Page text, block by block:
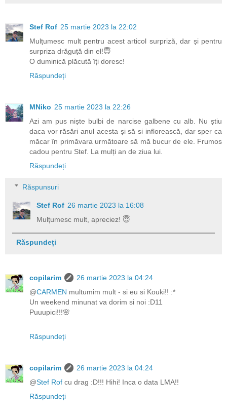
Stef Rof 25 martie 2023 la 22:02
Mulțumesc mult pentru acest articol surpriză, dar și pentru
surpriza drăguță din el!😇
O duminică plăcută îți doresc!
Răspundeți
MNiko 25 martie 2023 la 22:26
Azi am pus niște bulbi de narcise galbene cu alb. Nu știu
daca vor răsări anul acesta și să si inflorească, dar sper ca
măcar în primăvara următoare să mă bucur de ele. Frumos
cadou pentru Stef. La mulți an de ziua lui.
Răspundeți
Răspunsuri
Stef Rof 26 martie 2023 la 16:08
Mulțumesc mult, apreciez! 😇
Răspundeți
copilarim
26 martie 2023 la 04:24
@CARMEN multumim mult - si eu si Kouki!! :*
Un weekend minunat va dorim si noi :D11
Puuupici!!!🌸
Răspundeți
copilarim
26 martie 2023 la 04:24
@Stef Rof cu drag :D!!! Hihi! Inca o data LMA!!
Răspundeți